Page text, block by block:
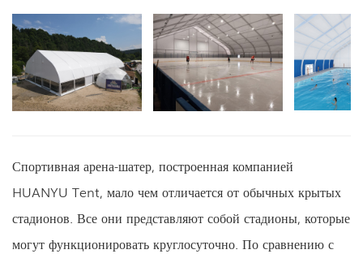
Спортивная арена-шатер, построенная компанией
HUANYU Tent, мало чем отличается от обычных крытых
стадионов. Все они представляют собой стадионы, которые
могут функционировать круглосуточно. По сравнению с